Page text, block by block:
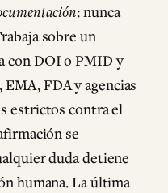
: nunca
sobre un
con DOI o PMID y
FDA y agencias
estrictos contra el
se
duda detiene
humana. La última